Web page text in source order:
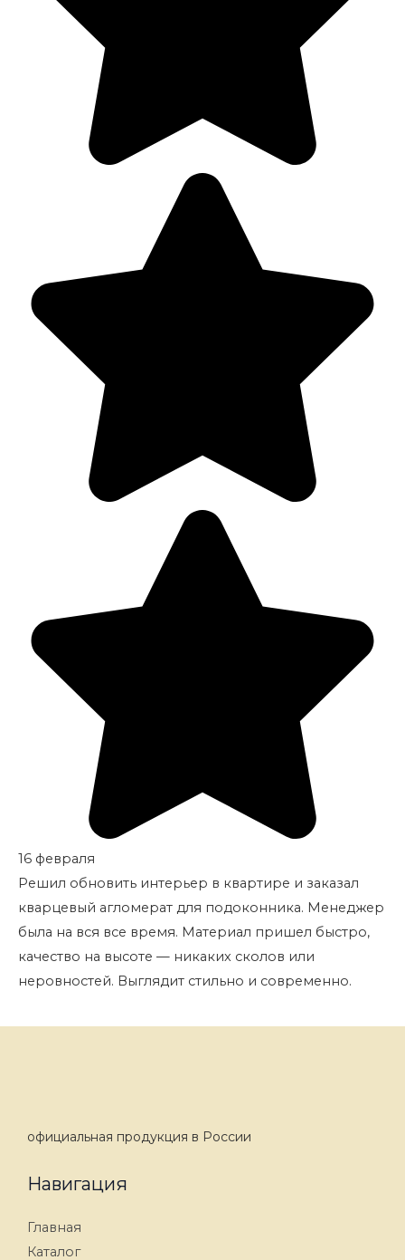
16 февраля
Решил обновить интерьер в квартире и заказал
кварцевый агломерат для подоконника. Менеджер
была на вся все время. Материал пришел быстро,
качество на высоте — никаких сколов или
неровностей. Выглядит стильно и современно.
официальная продукция в России
Навигация
Главная
Каталог